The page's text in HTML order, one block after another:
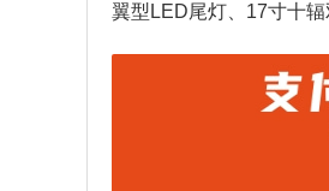
翼型LED尾灯、17寸十